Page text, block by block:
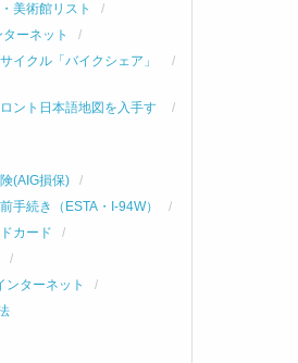
美術館リスト
ーネット
イクル「バイクシェア」
ント日本語地図を入手す
(AIG損保)
手続き（ESTA・I-94W）
カード
ンターネット